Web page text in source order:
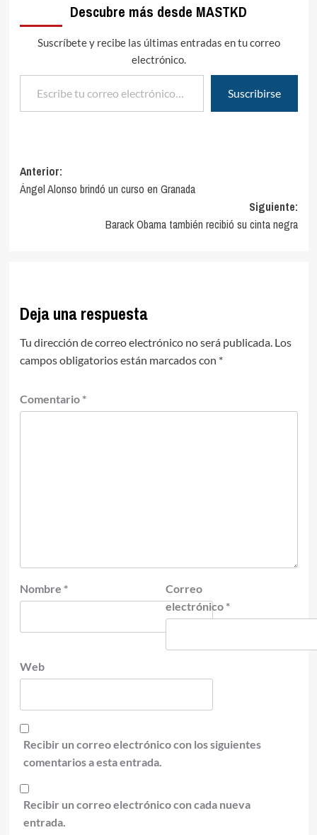
Descubre más desde MASTKD
Suscríbete y recibe las últimas entradas en tu correo
electrónico.
Escribe tu correo electrónico…
Suscribirse
Navegación
de
Anterior:
Ángel Alonso brindó un curso en Granada
Siguiente:
Barack Obama también recibió su cinta negra
Deja una respuesta
Tu dirección de correo electrónico no será publicada. Los
campos obligatorios están marcados con *
Comentario *
Nombre *
Correo
electrónico *
Web
Recibir un correo electrónico con los siguientes
comentarios a esta entrada.
Recibir un correo electrónico con cada nueva
entrada.